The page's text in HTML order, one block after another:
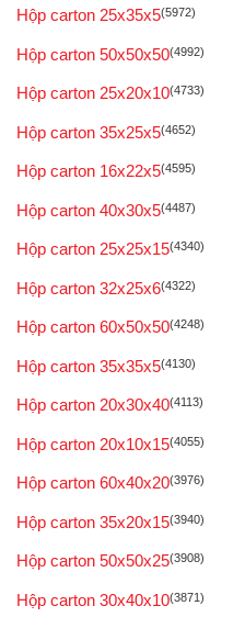
Hộp carton 25x35x5(5972)
Hộp carton 50x50x50(4992)
Hộp carton 25x20x10(4733)
Hộp carton 35x25x5(4652)
Hộp carton 16x22x5(4595)
Hộp carton 40x30x5(4487)
Hộp carton 25x25x15(4340)
Hộp carton 32x25x6(4322)
Hộp carton 60x50x50(4248)
Hộp carton 35x35x5(4130)
Hộp carton 20x30x40(4113)
Hộp carton 20x10x15(4055)
Hộp carton 60x40x20(3976)
Hộp carton 35x20x15(3940)
Hộp carton 50x50x25(3908)
Hộp carton 30x40x10(3871)